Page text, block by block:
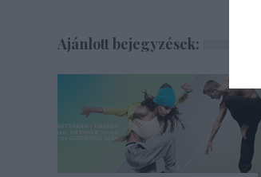
Ajánlott bejegyzések: